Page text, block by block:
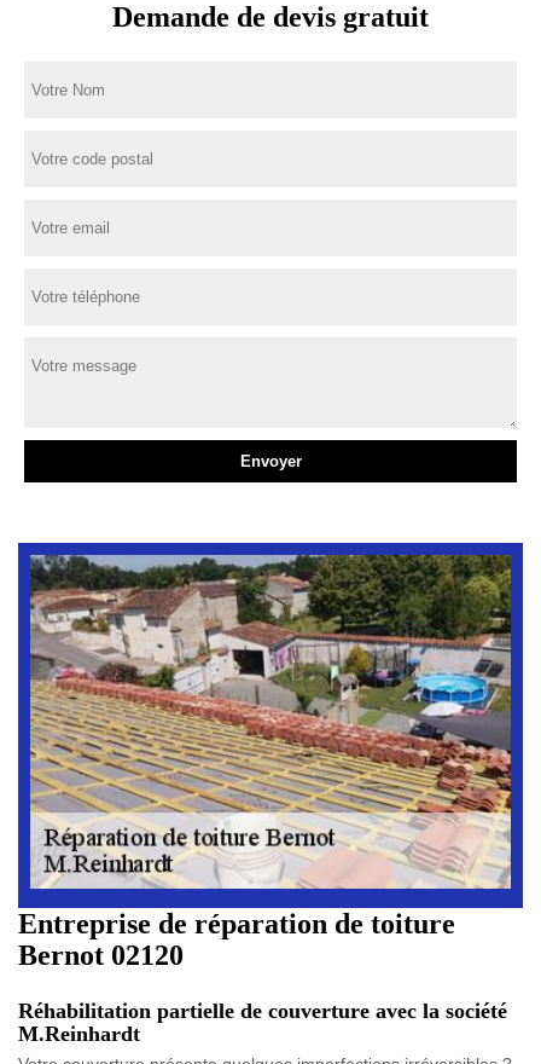
Demande de devis gratuit
Entreprise de réparation de toiture
Bernot 02120
Réhabilitation partielle de couverture avec la société
M.Reinhardt